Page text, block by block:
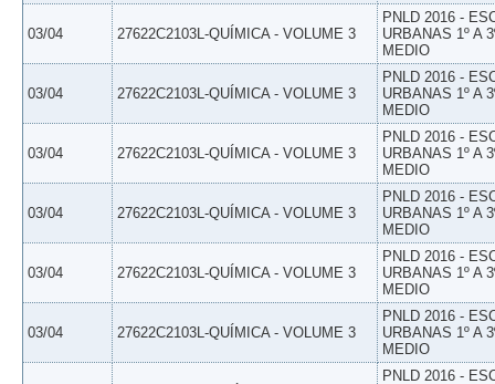
03/04 27622C2103L-QUÍMICA - VOLUME 3
PNLD 2016 -
URBANAS 1º A
MEDIO
03/04 27622C2103L-QUÍMICA - VOLUME 3
PNLD 2016 -
URBANAS 1º A
MEDIO
03/04 27622C2103L-QUÍMICA - VOLUME 3
PNLD 2016 -
URBANAS 1º A
MEDIO
03/04 27622C2103L-QUÍMICA - VOLUME 3
PNLD 2016 -
URBANAS 1º A
MEDIO
03/04 27622C2103L-QUÍMICA - VOLUME 3
PNLD 2016 -
URBANAS 1º A
MEDIO
03/04 27622C2103L-QUÍMICA - VOLUME 3
PNLD 2016 -
URBANAS 1º A
MEDIO
PNLD 2016 -